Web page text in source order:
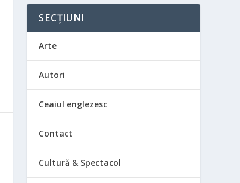
SECȚIUNI
Arte
Autori
Ceaiul englezesc
Contact
Cultură & Spectacol